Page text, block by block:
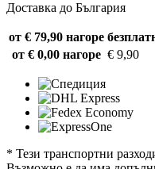
Доставка до България
от € 79,90 нагоре
от € 0,00 нагоре € 9,90
* Тези транспортни